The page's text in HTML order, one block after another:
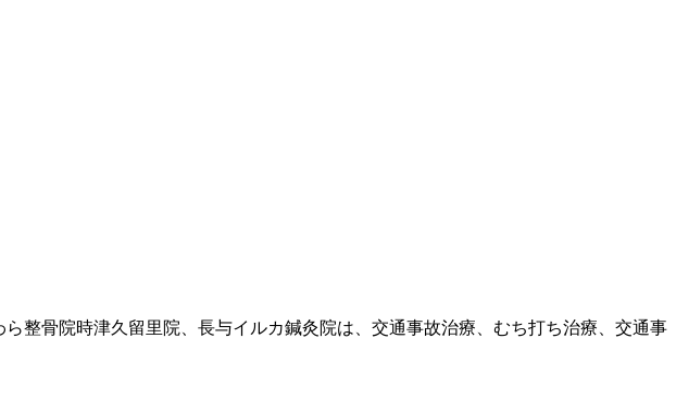
整骨院時津久留里院、長与イルカ鍼灸院は、交通事故治療、むち打ち治療、交通事